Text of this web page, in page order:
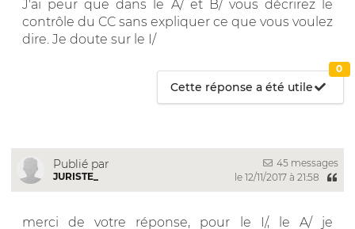
J'ai peur que dans le A/ et B/ vous décrirez le
contrôle du CC sans expliquer ce que vous voulez
dire. Je doute sur le I/
Cette réponse a été utile
0
Publié par
JURISTE_
45 messages
le 12/11/2017 à 21:58
merci de votre réponse, pour le I/, le A/ je